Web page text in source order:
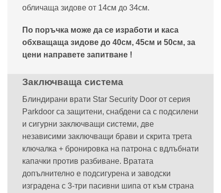
обличаща зидове от 14см до 34см.
По поръчка може да се изработи и каса
обхващаща зидове до 40см, 45см и 50см, за
цени направете запитване !
Заключваща система
Блиндирани врати Star Security Door от серия
Parkdoor са защитени, снабдени са с подсилени
и сигурни заключващи системи, две
независими заключващи брави и скрита трета
ключалка + бронировка на патрона с вдлъбнати
капачки против разбиване. Вратата
допълнително е подсигурена и заводски
изградена с 3-три пасивни шипа от към страна